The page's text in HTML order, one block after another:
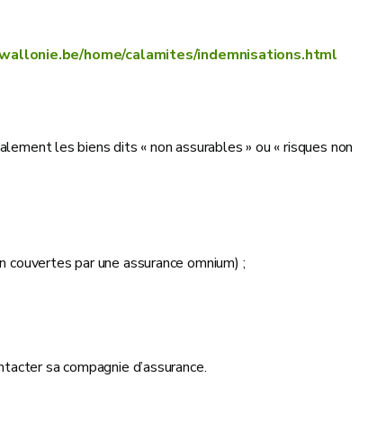
home/calamites/indemnisations.html
les biens dits « non assurables » ou « risques non
par une assurance omnium) ;
sa compagnie d’assurance.